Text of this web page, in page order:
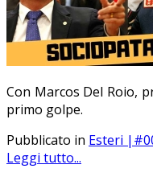
Con Marcos Del Roio,
primo golpe.
Pubblicato in Esteri
Leggi tutto...